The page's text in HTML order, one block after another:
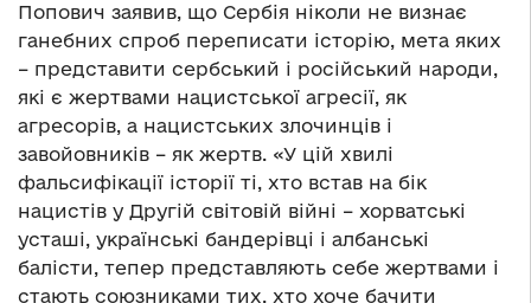
Попович заявив, що Сербія ніколи не визнає
ганебних спроб переписати історію, мета яких
– представити сербський і російський народи,
які є жертвами нацистської агресії, як
агресорів, а нацистських злочинців і
завойовників – як жертв. «У цій хвилі
фальсифікації історії ті, хто встав на бік
нацистів у Другій світовій війні – хорватські
усташі, українські бандерівці і албанські
балісти, тепер представляють себе жертвами і
стають союзниками тих, хто хоче бачити